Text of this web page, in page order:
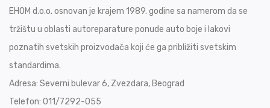
EHOM d.o.o. osnovan je krajem 1989. godine sa namerom da se
tržištu u oblasti autoreparature ponude auto boje i lakovi
poznatih svetskih proizvođača koji će ga približiti svetskim
standardima.
Adresa: Severni bulevar 6, Zvezdara, Beograd
Telefon: 011/7292-055